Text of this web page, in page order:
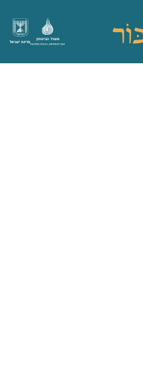
מדינת ישראל
משרד הביטחון
אגף משפחות, הנצחה ומורשת